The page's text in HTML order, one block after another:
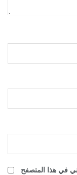
في هذا المتصفح